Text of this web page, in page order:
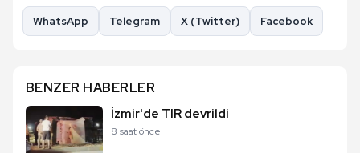
WhatsApp Telegram X (Twitter) Facebook
BENZER HABERLER
İzmir'de TIR devrildi
8 saat önce